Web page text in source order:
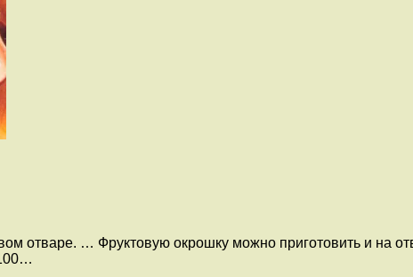
отваре. … Фруктовую окрошку можно приготовить и на